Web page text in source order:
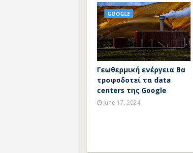
GOOGLE
Γεωθερμική ενέργεια θα
τροφοδοτεί τα data
centers της Google
June 17, 2024